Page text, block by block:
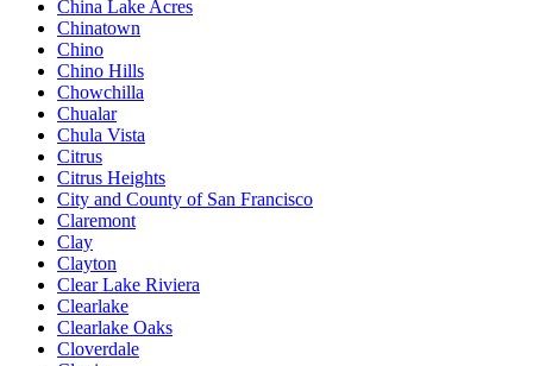
China Lake Acres
Chinatown
Chino
Chino Hills
Chowchilla
Chualar
Chula Vista
Citrus
Citrus Heights
City and County of San Francisco
Claremont
Clay
Clayton
Clear Lake Riviera
Clearlake
Clearlake Oaks
Cloverdale